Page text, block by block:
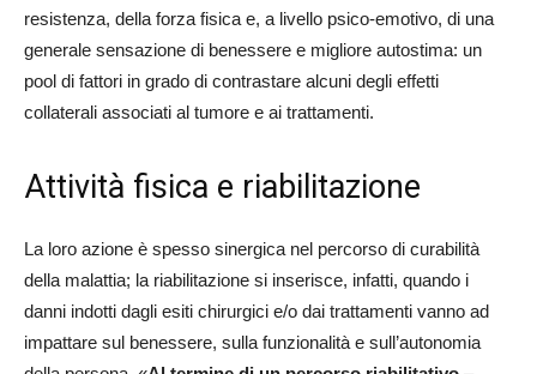
resistenza, della forza fisica e, a livello psico-emotivo, di una
generale sensazione di benessere e migliore autostima: un
pool di fattori in grado di contrastare alcuni degli effetti
collaterali associati al tumore e ai trattamenti.
Attività fisica e riabilitazione
La loro azione è spesso sinergica nel percorso di curabilità
della malattia; la riabilitazione si inserisce, infatti, quando i
danni indotti dagli esiti chirurgici e/o dai trattamenti vanno ad
impattare sul benessere, sulla funzionalità e sull’autonomia